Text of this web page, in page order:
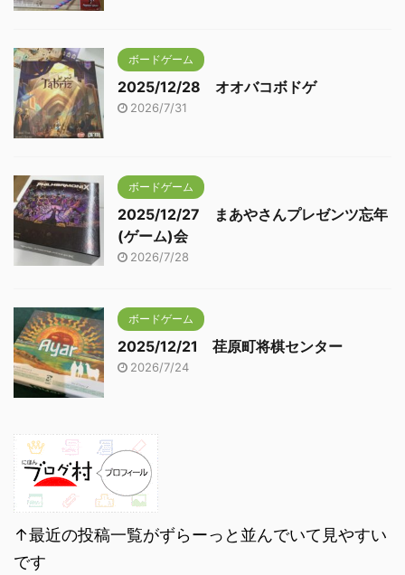
ボードゲーム
2025/12/28 オオバコボドゲ
2026/7/31
ボードゲーム
2025/12/27 まあやさんプレゼンツ忘年
(ゲーム)会
2026/7/28
ボードゲーム
2025/12/21 荏原町将棋センター
2026/7/24
↑最近の投稿一覧がずらーっと並んでいて見やすい
です